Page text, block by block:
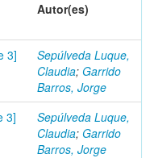
Autor(es)
3]
Sepúlveda Luque,
Claudia; Garrido
Barros, Jorge
3]
Sepúlveda Luque,
Claudia; Garrido
Barros, Jorge